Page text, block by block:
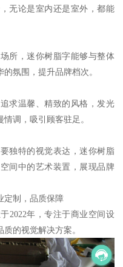
无论是室内还是室外，都能
所，迷你树脂字能够与整体
氛围，提升品牌档次。
求温馨、精致的风格，发光
调，吸引顾客驻足。
独特的视觉表达，迷你树脂
间中的艺术装置，展现品牌
定制，品质保障
2022年，专注于商业空间设
的视觉解决方案。